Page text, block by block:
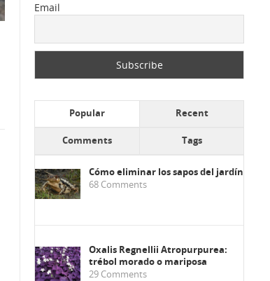
Email
Popular Recent
Comments Tags
Cómo eliminar los sapos del jardín
68 Comments
Oxalis Regnellii Atropurpurea:
trébol morado o mariposa
29 Comments